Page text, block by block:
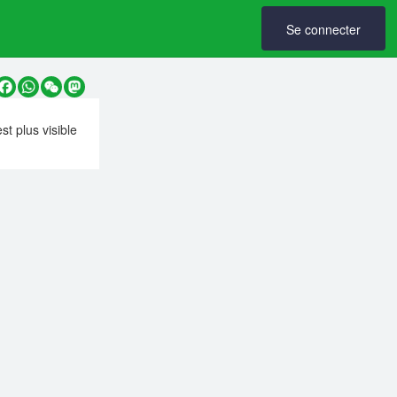
Se connecter
Facebook
WhatsApp
WeChatMastodon
plus visible